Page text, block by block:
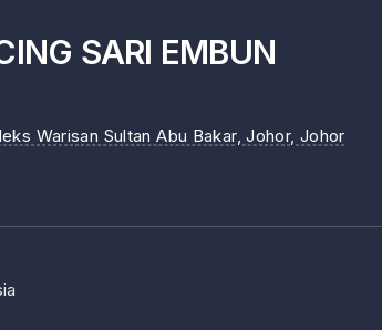
SARI EMBUN
Warisan Sultan Abu Bakar, Johor, Johor